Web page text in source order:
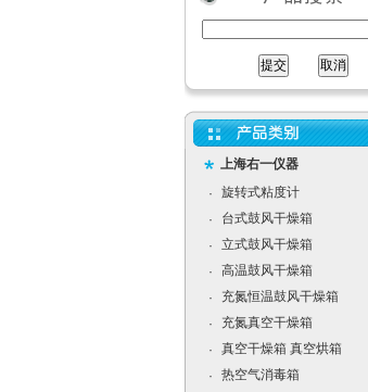
上海右一仪器
·
旋转式粘度计
·
台式鼓风干燥箱
·
立式鼓风干燥箱
·
高温鼓风干燥箱
·
充氮恒温鼓风干燥箱
·
充氮真空干燥箱
·
真空干燥箱 真空烘箱
·
热空气消毒箱